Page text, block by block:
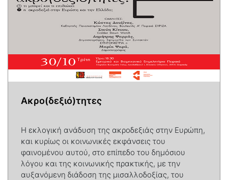
Ακρο(δεξιό)τητες
Η εκλογική ανάδυση της ακροδεξιάς στην Ευρώπη,
και κυρίως οι κοινωνικές εκφάνσεις του
φαινομένου αυτού, στο επίπεδο του δημόσιου
λόγου και της κοινωνικής πρακτικής, με την
αυξανόμενη διάδοση της μισαλλοδοξίας, του